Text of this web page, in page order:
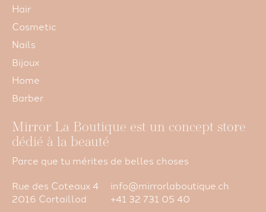
Hair
Cosmetic
Nails
Bijoux
Home
Barber
Mirror La Boutique est un concept store
dédié à la beauté
Parce que tu mérites de belles choses
Rue des Coteaux 4
2016 Cortaillod
info@mirrorlaboutique.ch
+41 32 731 05 40